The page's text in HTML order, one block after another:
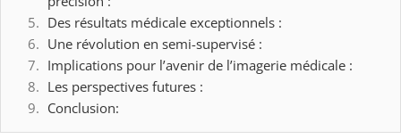
Des résultats médicale exceptionnels :
Une révolution en semi-supervisé :
Implications pour l’avenir de l’imagerie médicale :
Les perspectives futures :
Conclusion: